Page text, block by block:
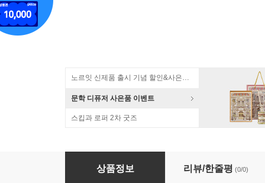
노르잇 신제품 출시 기념 할인&사은품 증정!
문학 디퓨저 사은품 이벤트
스킵과 로퍼 2차 굿즈
생존수영 아이스팩
상품정보 리뷰/한줄평 (0/0)